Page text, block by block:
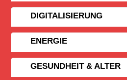
DIGITALISIERUNG
ENERGIE
GESUNDHEIT & ALTER